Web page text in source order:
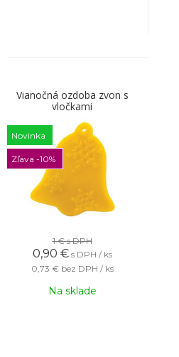
Vianočná ozdoba zvon s
vločkami
Novinka
Zľava -10%
1 €s DPH
0,90 € s DPH / ks
0,73 € bez DPH / ks
Na sklade